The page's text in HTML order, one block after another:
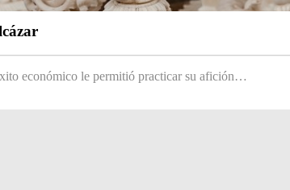
económico le permitió practicar su afición…